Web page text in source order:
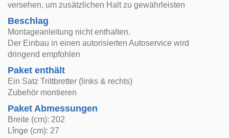
versehen, um zusätzlichen Halt zu gewährleisten
Beschlag
Montageanleitung nicht enthalten.
Der Einbau in einen autorisierten Autoservice wird
dringend empfohlen
Paket enthält
Ein Satz Trittbretter (links & rechts)
Zubehör montieren
Paket Abmessungen
Breite (cm): 202
Lînge (cm): 27